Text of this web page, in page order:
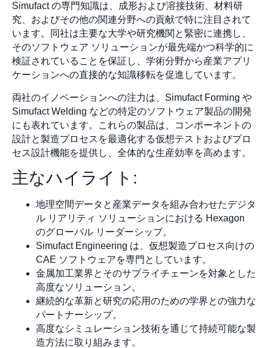
Simufact の専門知識は、成形および溶接技術、材料研
究、およびその他の関連分野への貢献で特に注目されて
います。同社は主要な大学や研究機関と緊密に連携し、
そのソフトウェア ソリューションが最先端かつ科学的に
検証されていることを保証し、学術分野から産業アプリ
ケーションへの直接的な知識移転を促進しています。
両社のイノベーションへの注力は、Simufact Forming や
Simufact Welding などの特定のソフトウェア製品の開発
にも表れています。これらの製品は、コンポーネントの
設計と製造プロセスを最適化する仮想テストおよびプロ
セス設計機能を提供し、全体的な生産効率を高めます。
主なハイライト:
地理空間データと産業データを組み合わせたデジタ
ル リアリティ ソリューションにおける Hexagon
のグローバル リーダーシップ。
Simufact Engineering は、仮想製造プロセス向けの
CAE ソフトウェアを専門としています。
金属加工業界とそのサプライチェーンを対象とした
高度なソリューション。
継続的な革新と研究の応用のための学界との強力な
パートナーシップ。
高度なシミュレーション技術を通じて持続可能な製
造方法に取り組みます。